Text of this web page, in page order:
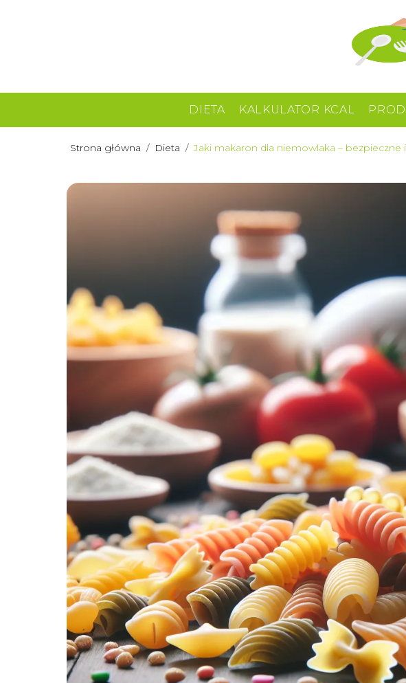
DIETA KALKULATOR KCAL
Strona główna / Dieta /Jaki makaron dla niemowlaka – bezpieczne